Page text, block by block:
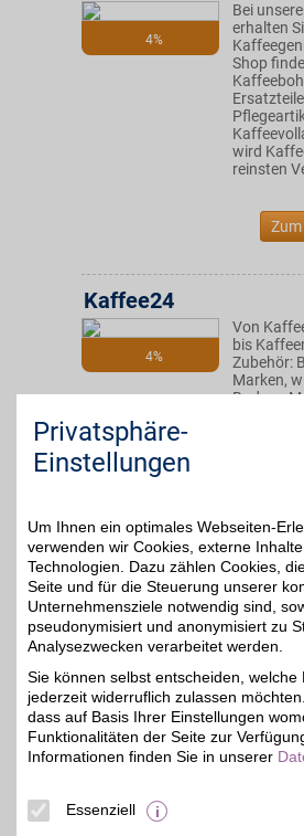
4%
Bei
erhalten
Shop
wird
reinsten
4%
Kaffee24
Von
bis
Zubehör:
Marken,
Bodum,
Lavazza
2%
DeLonghi
Marke
Bereich
bestellen
Leistung
Privatsphäre-
Einstellungen
Um Ihnen ein optimales Webseiten-
verwenden wir Cookies, externe
Technologien. Dazu zählen Cookies,
Seite und für die Steuerung unserer
Unternehmensziele notwendig sind,
pseudonymisiert und anonymisiert zu
Analysezwecken verarbeitet werden.
Sie können selbst entscheiden, welche
jederzeit widerruflich zulassen
dass auf Basis Ihrer Einstellungen
Funktionalitäten der Seite zur
Informationen finden Sie in unserer
Essenziell